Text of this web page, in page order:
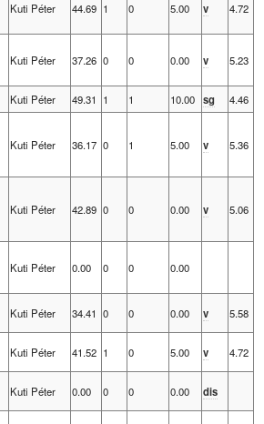
Kuti Péter 44.69 1 0 5.00 v 4.72
Kuti Péter 37.26 0 0 0.00 v 5.23
Kuti Péter 49.31 1 1 10.00 sg
4.46
Kuti Péter 36.17 0 1 5.00 v 5.36
Kuti Péter 42.89 0 0 0.00 v 5.06
Kuti Péter 0.00 0 0 0.00
Kuti Péter 34.41 0 0 0.00 v
5.58
Kuti Péter 41.52 1 0 5.00 v
4.72
Kuti Péter 0.00 0 0 0.00
dis